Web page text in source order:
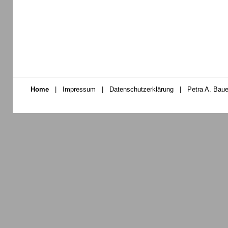
Home | Impressum | Datenschutzerklärung | Petra A.